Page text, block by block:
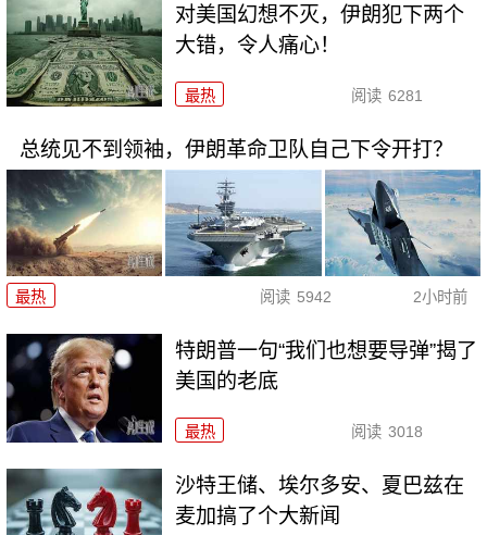
对美国幻想不灭，伊朗犯下两个
大错，令人痛心！
最热 阅读 6281
总统见不到领袖，伊朗革命卫队自己下令开打？
最热 阅读 5942 2小时前
特朗普一句“我们也想要导弹”揭了
美国的老底
最热 阅读 3018
沙特王储、埃尔多安、夏巴兹在
麦加搞了个大新闻